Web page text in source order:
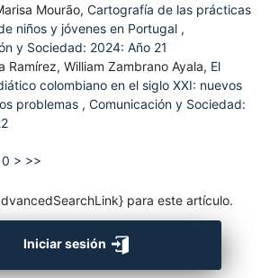
Mourão, Cartografía de las prácticas
niños y jóvenes en Portugal ,
y Sociedad: 2024: Año 21
Ramírez, William Zambrano Ayala, El
colombiano en el siglo XXI: nuevos
problemas , Comunicación y Sociedad:
> >>
para este artículo.
Iniciar sesión